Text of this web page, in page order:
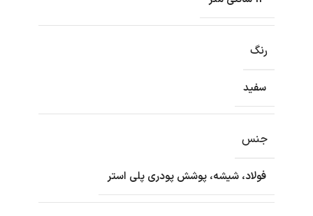
رنگ
سفید
جنس
فولاد، شیشه، پوشش پودری پلی استر